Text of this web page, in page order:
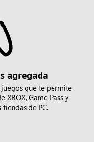
agregada
que te permite
XBOX, Game Pass y
de PC.